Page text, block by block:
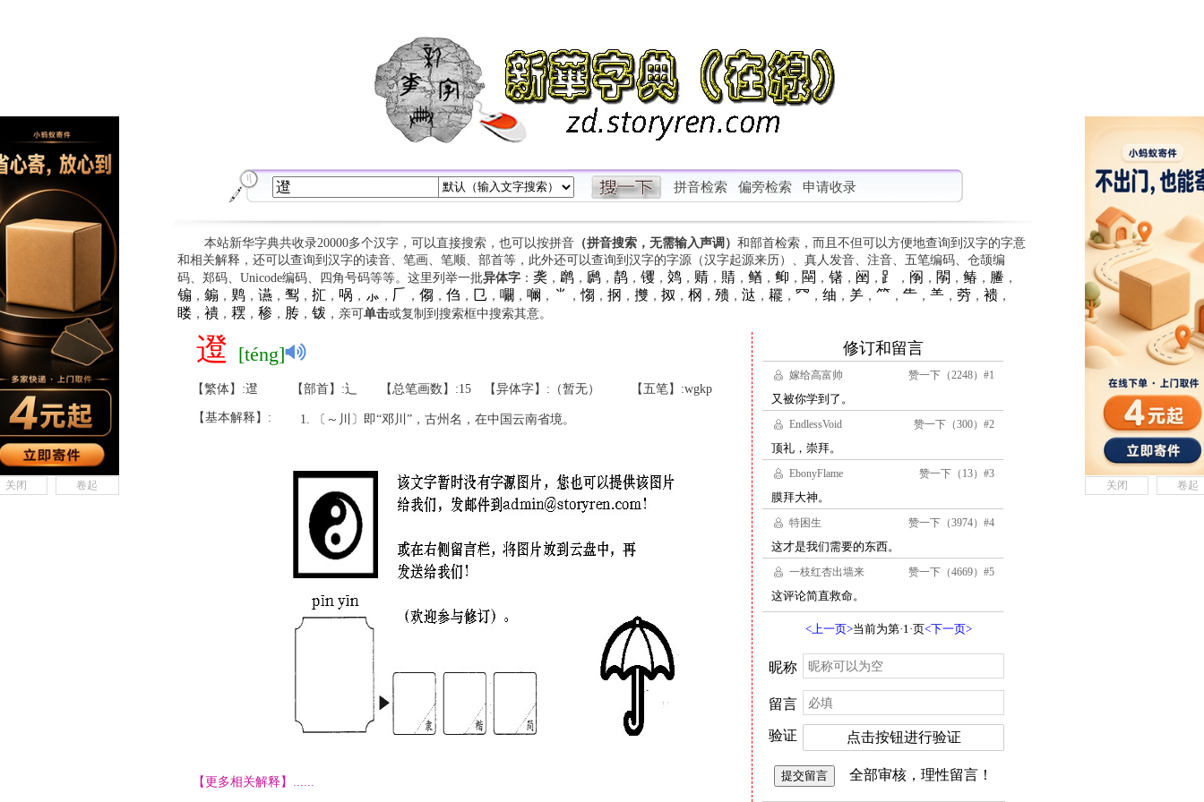
拼音检索 偏旁检索 申请收录
本站新华字典共收录20000多个汉字，可以直接搜索，也可以按拼音（拼音搜索，无需输入声调） 和部首检索，而且不但可以方便地查询到汉字的字意
和相关解释，还可以查询到汉字的读音、笔画、笔顺、部首等，此外还可以查询到汉字的字源（汉字起源来历）、真人发音、注音、五笔编码、仓颉编
码、郑码、Unicode编码、四角号码等等。这里列举一批异体字： 䶮 ， 䴙， 䴘， 䴖， 䦆， 䴔， 䞍， 䝼， 䲡 ， 䲟 ， 䦟 ， 䦃， 䦷 ， ⻊ ， 䦶 ， 䦛 ， 䲠 ， 䲢 ，
䦂 ， 䥇 ， 䴗， 䜩， 䴕， 㧟 ， 㖞 ， ⺗ ， 𠂆 ， 㑳 ， 㑇 ， 㔾 ， 㘚 ， 㘎 ， ⺌ ， 㥮 ， 㧏 ， 㩳， 㧐 ， 㭎 ， 㱮， 㳠 ， 䎱 ， ⺳ ， 䌷 ， ⺶， ⺮ ， ⺧， ⺷， 䓖， 䙌，
䁖， 䙡， 䎬 ， 䅟， 䏝， 䥽，亲可单击或复制到搜索框中搜索其意。
邆 [téng]
【繁体】:邆 【部首】:辶 【总笔画数】:15 【异体字】:（暂无） 【五笔】:wgkp
【基本解释】: 〔～川〕即“邓川”，古州名，在中国云南省境。
【更多相关解释】......
关闭 卷起 关闭 卷起